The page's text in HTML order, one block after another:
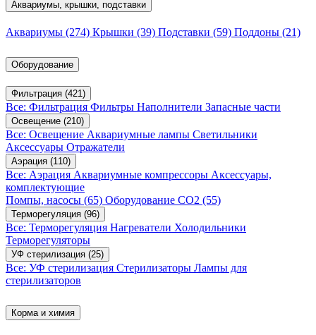
Аквариумы, крышки, подставки
Аквариумы (274) Крышки (39) Подставки (59) Поддоны (21)
Оборудование
Фильтрация (421)
Все: Фильтрация Фильтры Наполнители Запасные части
Освещение (210)
Все: Освещение Аквариумные лампы Светильники
Аксессуары Отражатели
Аэрация (110)
Все: Аэрация Аквариумные компрессоры Аксессуары,
комплектующие
Помпы, насосы (65) Оборудование CO2 (55)
Терморегуляция (96)
Все: Терморегуляция Нагреватели Холодильники
Терморегуляторы
УФ стерилизация (25)
Все: УФ стерилизация Стерилизаторы Лампы для
стерилизаторов
Корма и химия